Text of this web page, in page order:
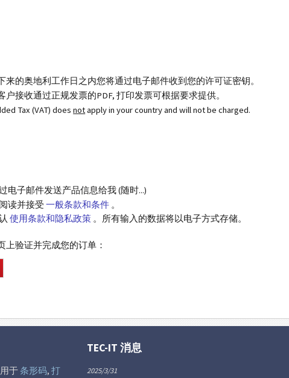
来的奥地利工作日之内您将通过电子邮件收到您的许可证密钥。
户接收通过正规发票的PDF, 打印发票可根据要求提供。
Tax (VAT) doesnotapply in your country and will not be charged.
电子邮件发送产品信息给我 (随时...)
读并接受 一般条款和条件 。
使用条款和隐私政策 。所有输入的数据将以电子方式存储。
上验证并完成您的订单：
于条形码, 打
TEC-IT 消息
2025/3/31